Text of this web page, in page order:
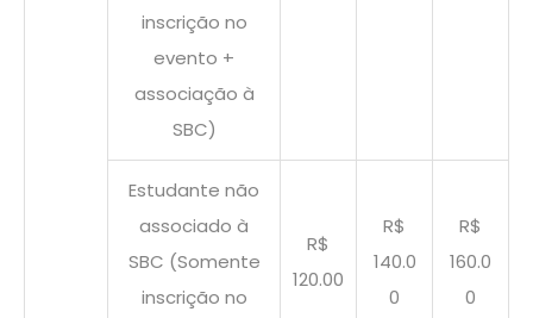
inscrição no
evento +
associação à
SBC)
Estudante não
associado à
SBC (Somente
inscrição no
R$
120.00
R$
140.0
0
R$
160.0
0